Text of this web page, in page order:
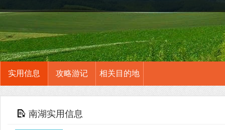
实用信息 攻略游记 相关目的地
南湖实用信息